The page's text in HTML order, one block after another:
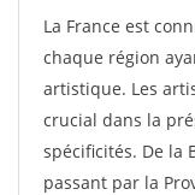
La France est
chaque région
artistique. Les
crucial dans la
spécificités. De la
passant par la